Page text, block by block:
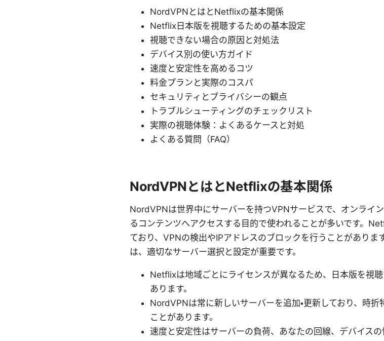
NordVPNとはとNetflixの基本関係
Netflix日本版を視聴するための基本設定
視聴できない場合の原因と対処法
デバイス別の使い方ガイド
速度と安定性を高めるコツ
料金プランと実際のコスパ
セキュリティとプライバシーの観点
トラブルシューティングのチェックリスト
実際の視聴体験：よくあるケースと対処
よくある質問（FAQ）
NordVPNとはとNetflixの基本関係
NordVPNは世界中にサーバーを持つVPNサービスで、オンライ
るコンテンツへアクセスする目的で使われることが多いです。
ており、VPNの検出やIPアドレスのブロックを行うことがあり
は、適切なサーバー選択と設定が重要です。
Netflixは地域ごとにライセンスが異なるため、日本版を視
あります。
NordVPNは常に新しいサーバーを追加・更新しており、時
ことがあります。
速度と安定性はサーバーの負荷、あなたの回線、デバイスの